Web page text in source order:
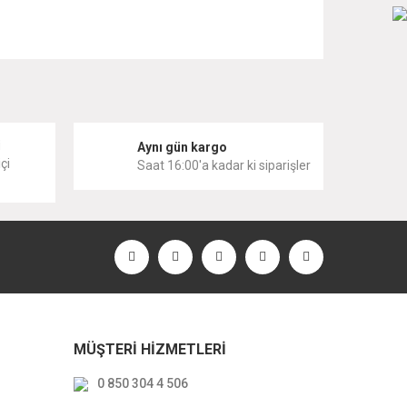
Aynı gün kargo
Saat 16:00'a kadar ki siparişler
MÜŞTERİ HİZMETLERİ
0 850 304 4 506